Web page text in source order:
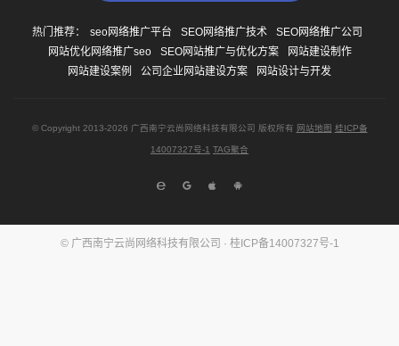
热门推荐： seo网络推广平台 SEO网络推广技术
SEO网络推广公司
网站优化网络推广seo
SEO网站推广与优化方案
网站建设制作
网站建设案例
公司企业网站建设方案 网站设计与开发
© Copyright 2013-2026 广西南宁云尚网络科技有限公司 版权所有 网站地图 桂ICP备
14007327号-1 TAG聚合
© 广西南宁云尚网络科技有限公司 · 桂ICP备14007327号-1